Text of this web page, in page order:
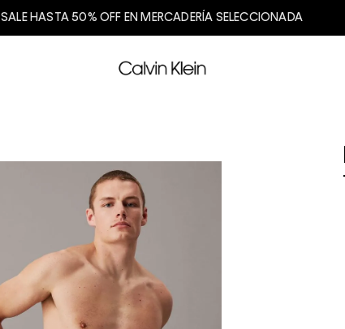
SALE HASTA 50% OFF EN MERCADERÍA SELECCIONADA